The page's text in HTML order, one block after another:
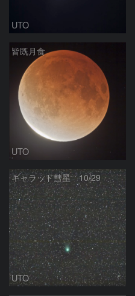
UTO
皆既月食
UTO
ギャラッド彗星 10/29
UTO